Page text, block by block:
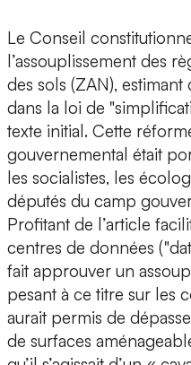
Le Conseil
l’assouplissement des
des sols (ZAN),
dans la loi de
texte initial. Cette
gouvernemental était
les socialistes, les
députés du camp
Profitant de l’article
centres de données
fait approuver un
pesant à ce titre sur les
aurait permis de
de surfaces